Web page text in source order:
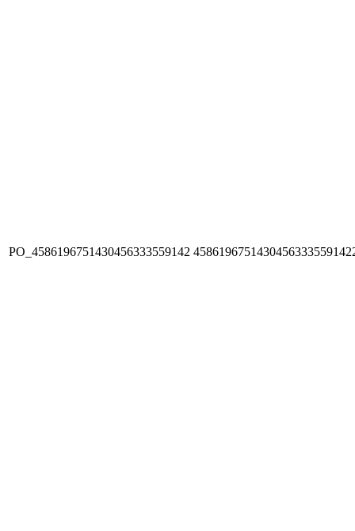
PO_4586196751430456333559142